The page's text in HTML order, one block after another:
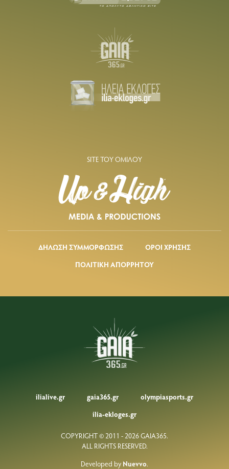
SITE ΤΟΥ ΟΜΙΛΟΥ
ΔΗΛΩΣΗ ΣΥΜΜΟΡΦΩΣΗΣ
ΟΡΟΙ ΧΡΗΣΗΣ
ΠΟΛΙΤΙΚΗ ΑΠΟΡΡΗΤΟΥ
ilialive.gr gaia365.gr
olympiasports.gr
ilia-ekloges.gr
COPYRIGHT © 2011 - 2026 GAIA365.
ALL RIGHTS RESERVED.
Developed by Nuevvo.